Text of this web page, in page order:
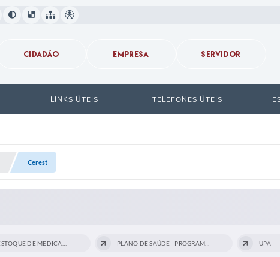
CIDADÃO EMPRESA SERVIDOR
LINKS ÚTEIS TELEFONES ÚTEIS
Cerest
UPA